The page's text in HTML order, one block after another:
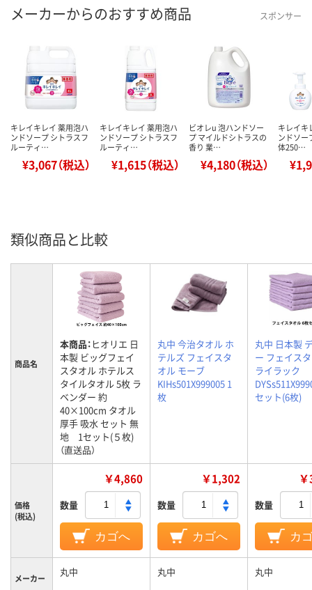
メーカーからのおすすめ商品 スポンサー
キレイキレイ 薬用泡ハ
ンドソープ シトラスフ
ルーティ…
¥3,067（税込）
キレイキレイ 薬用泡ハ
ンドソープ シトラスフ
ルーティ…
¥1,615（税込）
ビオレu 泡ハンドソー
プ マイルドシトラスの
香り 業…
¥4,180（税込）
キレイキ
ンドソー
体250…
類似商品と比較
商品名
本商品： ヒオリエ 日
本製 ビッグフェイ
スタオル ホテルス
タイルタオル 5枚 ラ
ベンダー 約
40×100cm タオル
厚手 吸水 セット 無
地 1セット(５枚)
（直送品）
丸中 今治タオル ホ
テルズ フェイスタ
オル モーブ
KIHs501X999005 1
枚
丸中 日本製
ー フェイス
ライラック
セット(6枚)
価格
(税込)
￥4,860
数量
カゴへ
￥1,302
数量
カゴへ
数量
カ
メーカー 丸中 丸中 丸中